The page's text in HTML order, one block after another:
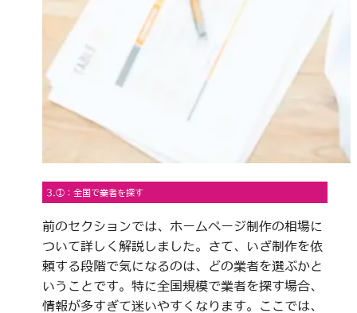
3.①：全国で業者を探す
前のセクションでは、ホームページ制作の相場に
ついて詳しく解説しました。さて、いざ制作を依
頼する段階で気になるのは、どの業者を選ぶかと
いうことです。特に全国規模で業者を探す場合、
情報が多すぎて迷いやすくなります。ここでは、